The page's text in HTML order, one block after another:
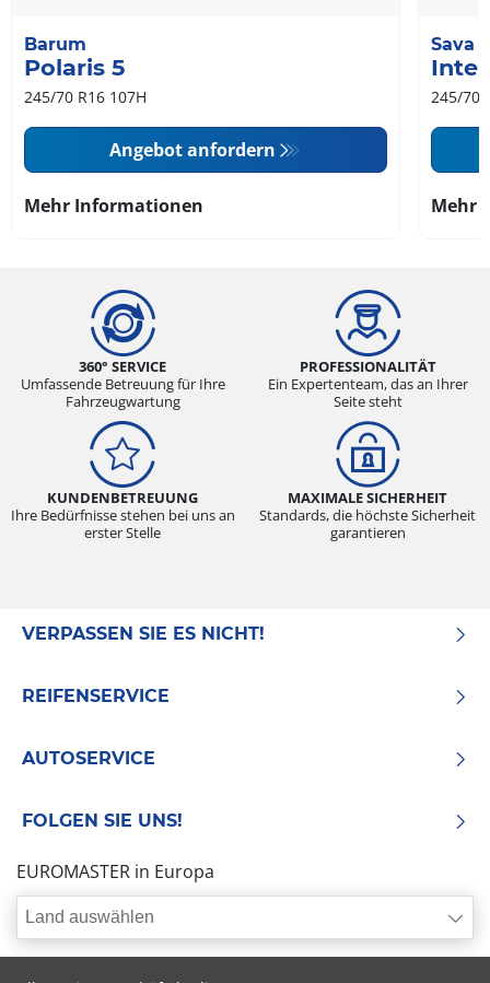
Barum
Polaris 5
245/70 R16 107H
Angebot anfordern
Mehr Informationen
Sava
245/70
Mehr
360° SERVICE
Umfassende Betreuung für Ihre
Fahrzeugwartung
PROFESSIONALITÄT
Ein Expertenteam, das an Ihrer
Seite steht
KUNDENBETREUUNG
Ihre Bedürfnisse stehen bei uns an
erster Stelle
MAXIMALE SICHERHEIT
Standards, die höchste Sicherheit
garantieren
VERPASSEN SIE ES NICHT!
REIFENSERVICE
AUTOSERVICE
FOLGEN SIE UNS!
EUROMASTER in Europa
Land auswählen